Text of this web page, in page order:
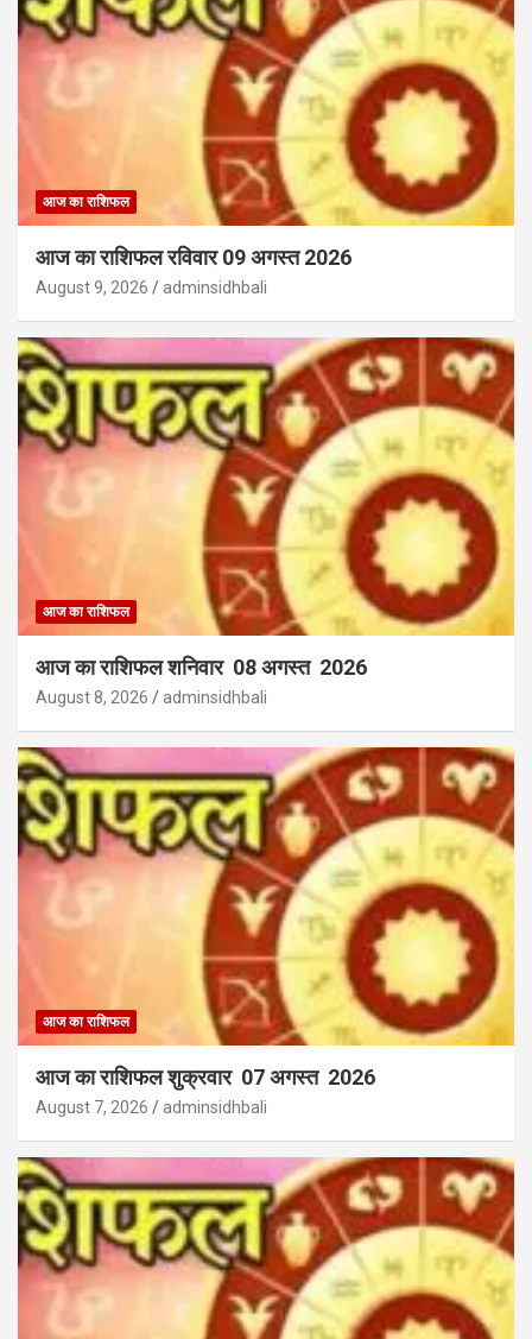
आज का राशिफल
आज का राशिफल रविवार 09 अगस्त 2026
August 9, 2026 adminsidhbali
आज का राशिफल
आज का राशिफल शनिवार 08 अगस्त 2026
August 8, 2026 adminsidhbali
आज का राशिफल
आज का राशिफल शुक्रवार 07 अगस्त 2026
August 7, 2026 adminsidhbali